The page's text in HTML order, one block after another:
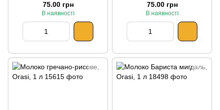
75.00 грн
В наявності
75.00 грн
В наявності